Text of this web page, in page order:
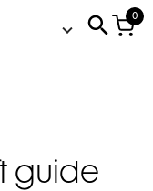
0
guide